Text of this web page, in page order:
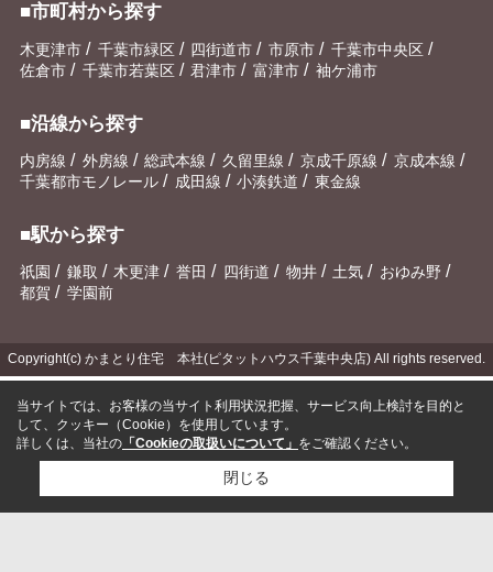
■市町村から探す
木更津市 / 千葉市緑区 / 四街道市 / 市原市 / 千葉市中央区 /
佐倉市 / 千葉市若葉区 / 君津市 / 富津市 / 袖ケ浦市
■沿線から探す
内房線 / 外房線 / 総武本線 / 久留里線 / 京成千原線 / 京成本線 /
千葉都市モノレール / 成田線 / 小湊鉄道 / 東金線
■駅から探す
祇園 / 鎌取 / 木更津 / 誉田 / 四街道 / 物井 / 土気 / おゆみ野 /
都賀 / 学園前
Copyright(c) かまとり住宅 本社(ピタットハウス千葉中央店) All rights reserved.
当サイトでは、お客様の当サイト利用状況把握、サービス向上検討を目的と
して、クッキー（Cookie）を使用しています。
詳しくは、当社の 「Cookieの取扱いについて」 をご確認ください。
閉じる